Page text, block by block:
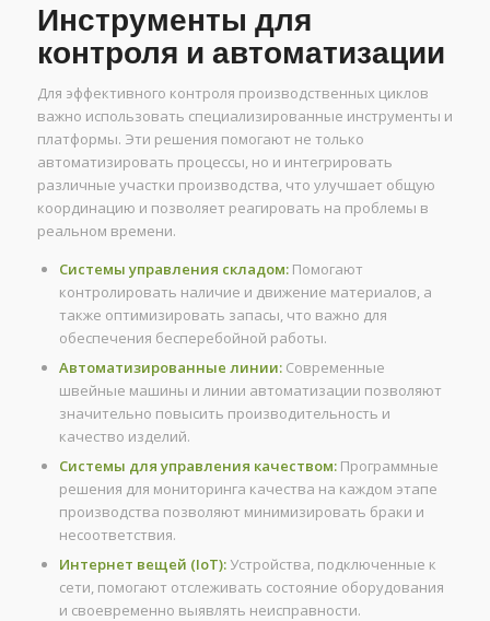
Инструменты для
контроля и автоматизации
Для эффективного контроля производственных циклов
важно использовать специализированные инструменты и
платформы. Эти решения помогают не только
автоматизировать процессы, но и интегрировать
различные участки производства, что улучшает общую
координацию и позволяет реагировать на проблемы в
реальном времени.
Системы управления складом:Помогают
контролировать наличие и движение материалов, а
также оптимизировать запасы, что важно для
обеспечения бесперебойной работы.
Автоматизированные линии:Современные
швейные машины и линии автоматизации позволяют
значительно повысить производительность и
качество изделий.
Системы для управления качеством:Программные
решения для мониторинга качества на каждом этапе
производства позволяют минимизировать браки и
несоответствия.
Интернет вещей (IoT):Устройства, подключенные к
сети, помогают отслеживать состояние оборудования
и своевременно выявлять неисправности.